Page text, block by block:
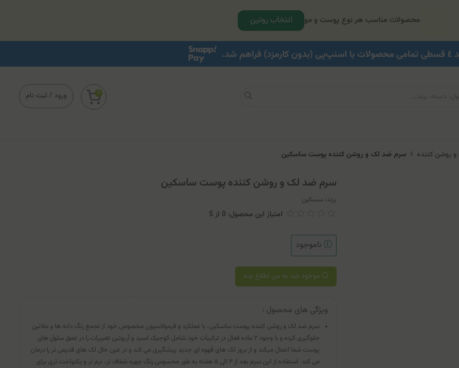
محصولات مناسب هر نوع پوست و مو انتخاب روتین
ورود / ثبت نام 0
روشن کننده سرم ضد لک و روشن کننده پوست ساسکین
سرم ضد لک و روشن کننده پوست ساسکین
برند: سسکین
امتیاز این محصول: 0 از 5
ناموجود
موجود شد به من اطلاع بده
ویژگی های محصول :
سرم ضد لک و روشن کننده پوست ساسکین، با عملکرد و فرمولاسیون مخصوص خود از تجمع رنگ دانه ها و ملانین
جلوگیری کرده و با وجود ۲ ماده فعال در ترکیبات خود شامل کوجیک اسید و آربوتین تغییرات را در عمق سلول های
پوست شما اعمال میکند و از بروز لک های قهوه ای جدید پیشگیری می کند و در عین حال لک های قدیمی تر را درمان
می کند. استفاده از این سرم بعد از ۴ الی ۵ هفته به طور محسوس رنگ چهره شفاف تر، نرم تر و یکنواخت تری برای